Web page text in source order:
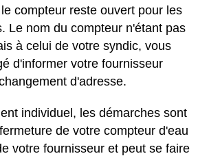
compteur reste ouvert pour les
Le nom du compteur n'étant pas
à celui de votre syndic, vous
d'informer votre fournisseur
d'adresse.
individuel, les démarches sont
de votre compteur d'eau
votre fournisseur et peut se faire